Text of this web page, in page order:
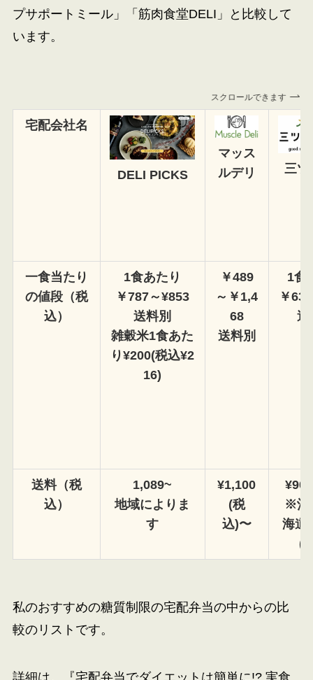
プサポートミール」「筋肉食堂DELI」と比較して
います。
スクロールできます
宅配会社名
DELI PICKS
マッス
ルデリ
三ツ
一食当たり
の値段（税
込）
1食あたり
￥787～¥853
送料別
雑穀米1食あた
り¥200(税込¥2
16)
￥489
～￥1,4
68
送料別
1食
￥
送
送料（税
込）
1,089~
地域によりま
す
¥1,100
(税
込)〜
※沖
海道
(
私のおすすめの糖質制限の宅配弁当の中からの比
較のリストです。
詳細は、
『宅配弁当でダイエットは簡単に!? 実食